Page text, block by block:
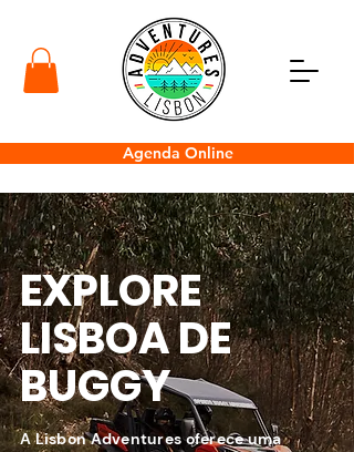
Agenda Online
EXPLORE
LISBOA DE
BUGGY
A Lisbon Adventures oferece uma